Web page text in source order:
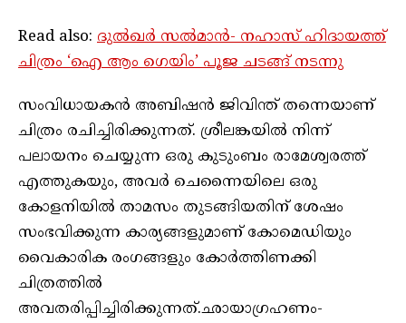
Read also: ദുൽഖർ സൽമാൻ- നഹാസ് ഹിദായത്ത്
ചിത്രം ‘ഐ ആം ഗെയിം’ പൂജ ചടങ്ങ് നടന്നു
സംവിധായകൻ അബിഷൻ ജിവിന്ത് തന്നെയാണ്
ചിത്രം രചിച്ചിരിക്കുന്നത്. ശ്രീലങ്കയിൽ നിന്ന്
പലായനം ചെയ്യുന്ന ഒരു കുടുംബം രാമേശ്വരത്ത്
എത്തുകയും, അവർ ചെന്നൈയിലെ ഒരു
കോളനിയിൽ താമസം തുടങ്ങിയതിന് ശേഷം
സംഭവിക്കുന്ന കാര്യങ്ങളുമാണ് കോമെഡിയും
വൈകാരിക രംഗങ്ങളും കോർത്തിണക്കി
ചിത്രത്തിൽ
അവതരിപ്പിച്ചിരിക്കുന്നത്.ഛായാഗ്രഹണം-